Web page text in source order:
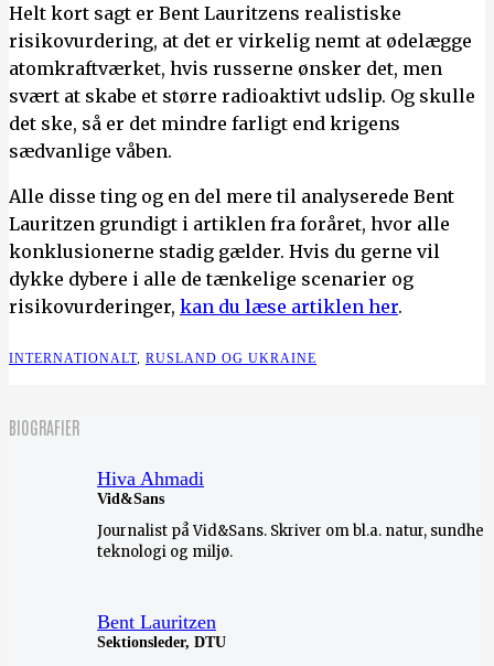
Helt kort sagt er Bent Lauritzens realistiske
risikovurdering, at det er virkelig nemt at ødelægge
atomkraftværket, hvis russerne ønsker det, men
svært at skabe et større radioaktivt udslip. Og skulle
det ske, så er det mindre farligt end krigens
sædvanlige våben.
Alle disse ting og en del mere til analyserede Bent
Lauritzen grundigt i artiklen fra foråret, hvor alle
konklusionerne stadig gælder. Hvis du gerne vil
dykke dybere i alle de tænkelige scenarier og
risikovurderinger, kan du læse artiklen her.
INTERNATIONALT, RUSLAND OG UKRAINE
BIOGRAFIER
Hiva Ahmadi
Vid&Sans
Journalist på Vid&Sans. Skriver om bl.a. natur,
teknologi og miljø.
Bent Lauritzen
Sektionsleder, DTU